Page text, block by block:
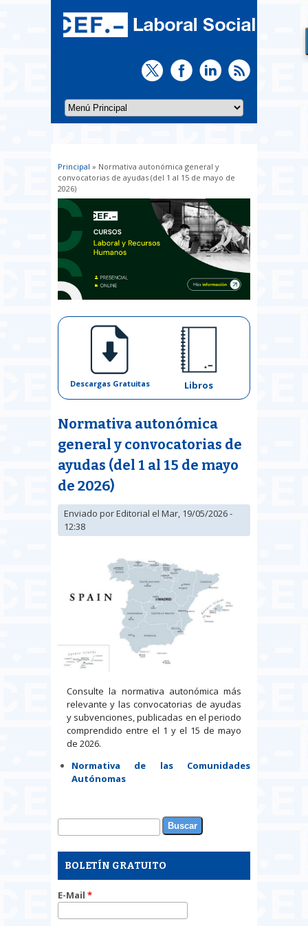
Usted está aquí
Principal » Normativa autonómica general y
convocatorias de ayudas (del 1 al 15 de mayo de
2026)
Descargas Gratuitas Libros
Normativa autonómica
general y convocatorias de
ayudas (del 1 al 15 de mayo
de 2026)
Enviado porEditorial el Mar, 19/05/2026 -
12:38
Consulte la normativa autonómica más
relevante y las convocatorias de ayudas
y subvenciones, publicadas en el periodo
comprendido entre el 1 y el 15 de mayo
de 2026.
Normativa de las Comunidades
Autónomas
Formulario de búsqueda
Buscar
BOLETÍN GRATUITO
E-Mail *